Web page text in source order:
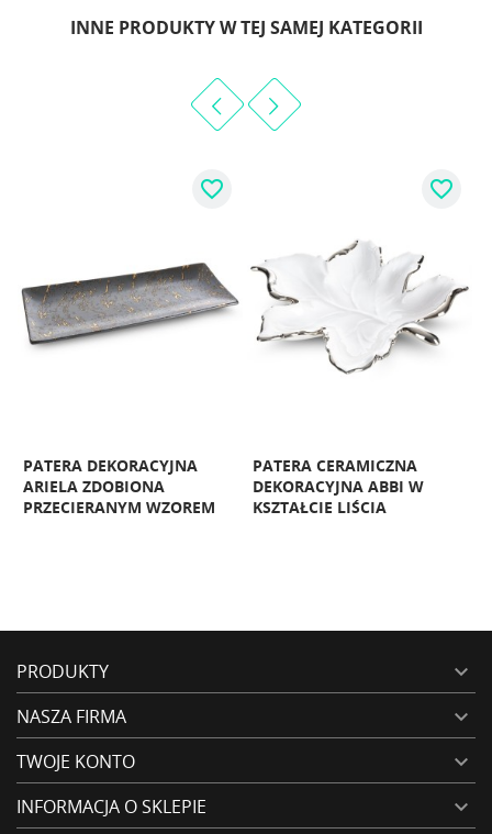
INNE PRODUKTY W TEJ SAMEJ KATEGORII
PATERA DEKORACYJNA
ARIELA ZDOBIONA
PRZECIERANYM WZOREM
favorite_border
PATERA CERAMICZNA
DEKORACYJNA ABBI W
KSZTAŁCIE LIŚCIA
favorite_border
PRODUKTY 
NASZA FIRMA 
TWOJE KONTO 
INFORMACJA O SKLEPIE 